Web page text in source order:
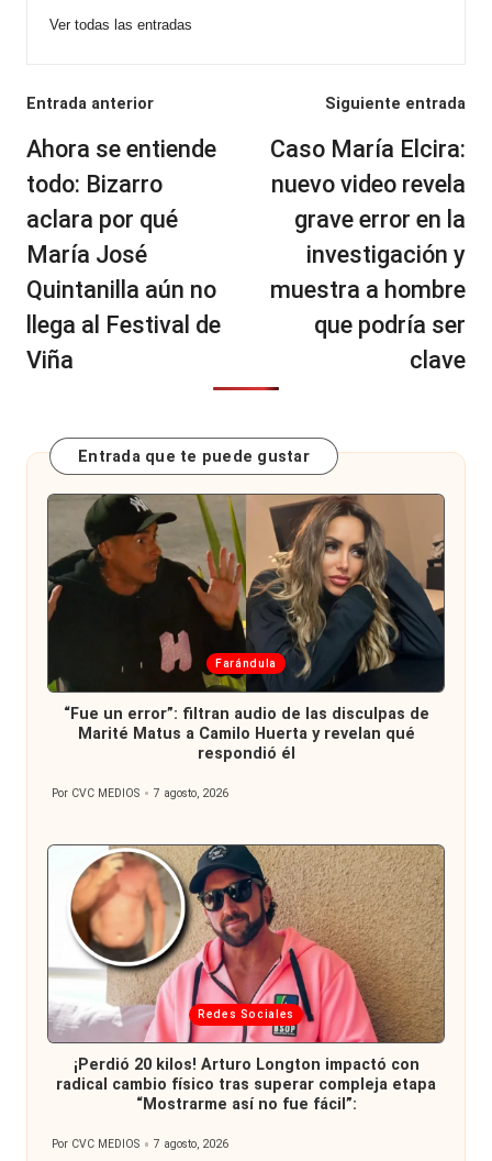
Ver todas las entradas
Navegación
de
entradas
Entrada anterior
Ahora se entiende
todo: Bizarro
aclara por qué
María José
Quintanilla aún no
llega al Festival de
Viña
Siguiente entrada
Caso María Elcira:
nuevo video revela
grave error en la
investigación y
muestra a hombre
que podría ser
clave
Entrada que te puede gustar
Publicada
en
Farándula
“Fue un error”: filtran audio de las disculpas de
Marité Matus a Camilo Huerta y revelan qué
respondió él
Publicado
Por CVC MEDIOS 7 agosto, 2026
Publicada
en
Redes Sociales
¡Perdió 20 kilos! Arturo Longton impactó con
radical cambio físico tras superar compleja etapa
“Mostrarme así no fue fácil”:
Publicado
Por CVC MEDIOS 7 agosto, 2026